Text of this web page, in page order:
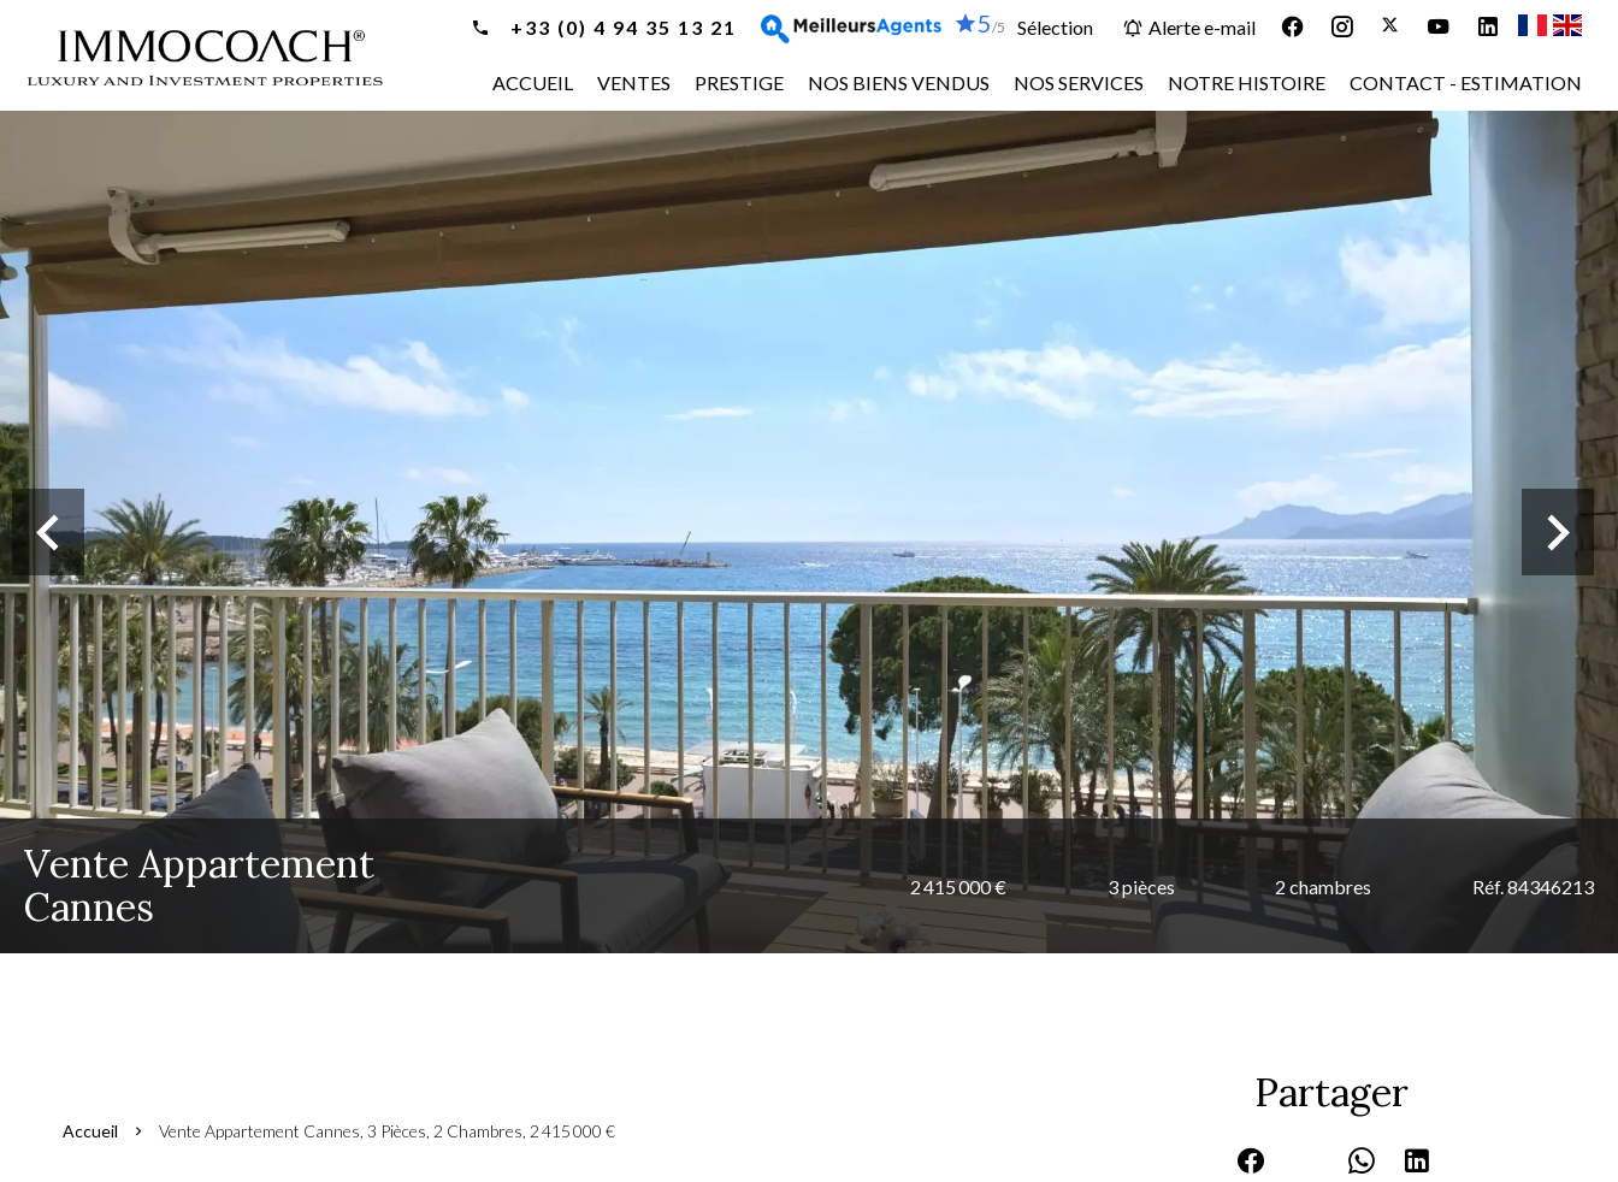
+33 (0) 4 94 35 13 21 5/5 Sélection Alerte e-mail
ACCUEIL VENTES PRESTIGE NOS BIENS VENDUS NOS SERVICES NOTRE HISTOIRE CONTACT - ESTIMATION
Vente Appartement
Cannes
2 415 000 € 3 pièces 2 chambres Réf. 84346213
Accueil Vente Appartement Cannes, 3 Pièces, 2 Chambres, 2 415 000 €
Partager